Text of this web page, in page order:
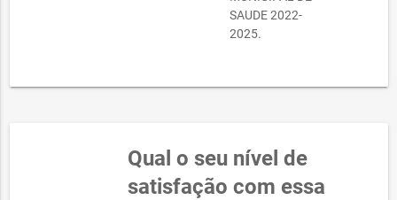
SAUDE 2022-
2025.
Qual o seu nível de
satisfação com essa